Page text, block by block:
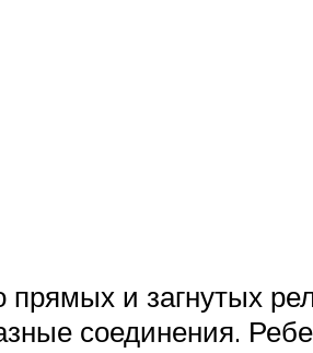
прямых и загнутых
соединения.